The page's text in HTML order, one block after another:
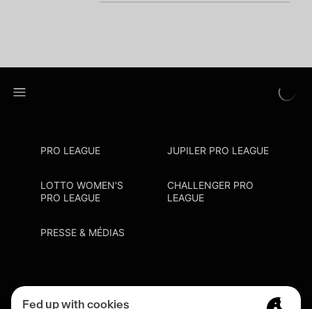
PRO LEAGUE JUPILER PRO LEAGUE
LOTTO WOMEN'S
PRO LEAGUE
CHALLENGER PRO
LEAGUE
PRESSE & MÉDIAS